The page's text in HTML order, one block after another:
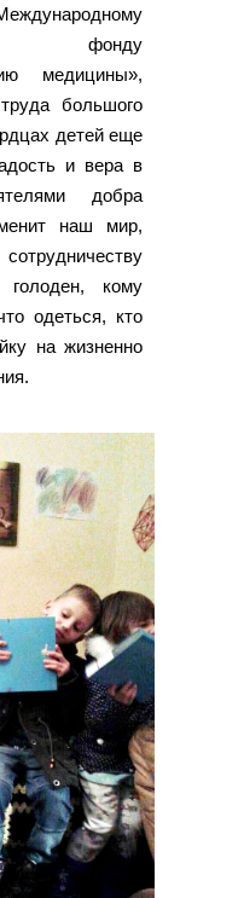
фонду
медицины»,
большого
детей еще
и вера в
добра
наш мир,
кому
одеться, кто
на жизненно